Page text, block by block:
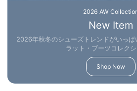
2026 AW
New Item
2026年秋冬のシューズトレンドがいっぱ
ラット・ブーツコレクシ
Shop Now